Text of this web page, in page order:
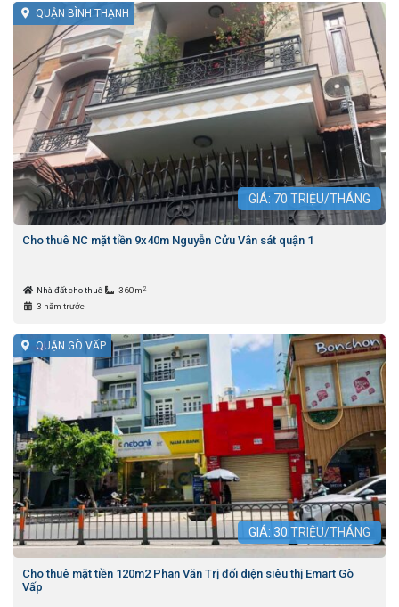
QUẬN BÌNH THẠNH
GIÁ: 70 TRIỆU/THÁNG
Cho thuê NC mặt tiền 9x40m Nguyễn Cửu Vân sát quận 1
Nhà đất cho thuê 360m 2
3 năm trước
QUẬN GÒ VẤP
GIÁ: 30 TRIỆU/THÁNG
Cho thuê mặt tiền 120m2 Phan Văn Trị đối diện siêu thị Emart Gò
Vấp